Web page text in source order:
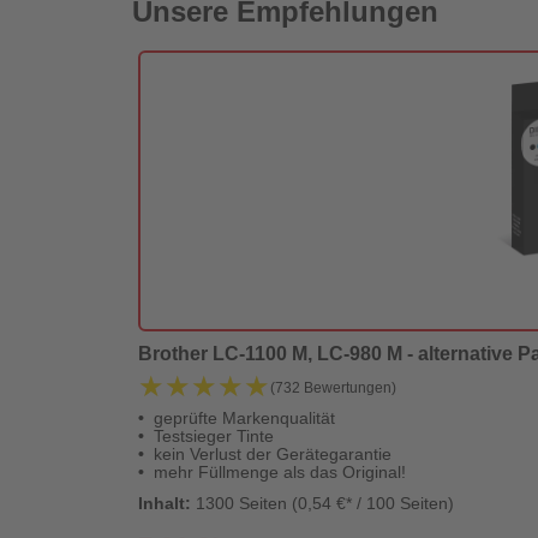
Unsere Empfehlungen
Brother LC-1100 M, LC-980 M - alternative
★★★★★
★★★★★ (732 Bewertungen)
geprüfte Markenqualität
Testsieger Tinte
kein Verlust der Gerätegarantie
mehr Füllmenge als das Original!
Inhalt: 1300 Seiten (0,54 €* / 100 Seiten)